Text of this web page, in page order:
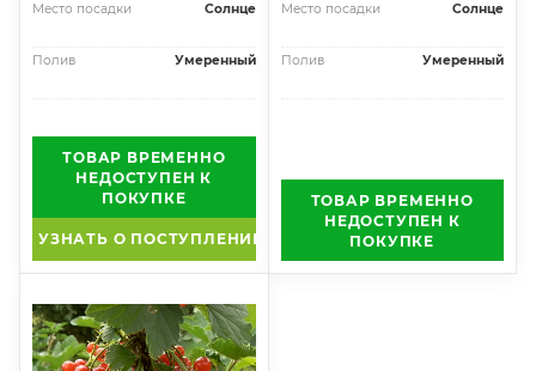
Место посадки Солнце
Полив Умеренный
ТОВАР ВРЕМЕННО
НЕДОСТУПЕН К
ПОКУПКЕ
УЗНАТЬ О ПОСТУПЛЕНИИ
Место посадки Солнце
Полив Умеренный
ТОВАР ВРЕМЕННО
НЕДОСТУПЕН К
ПОКУПКЕ